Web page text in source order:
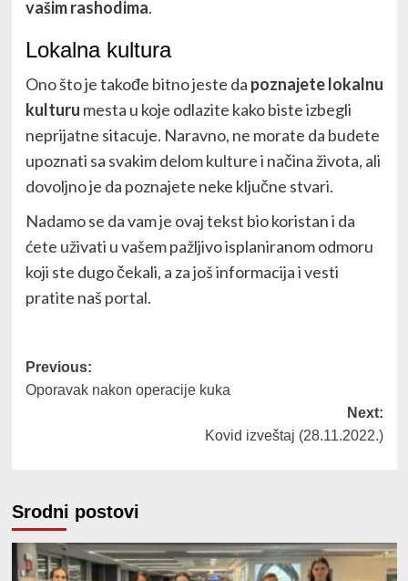
vašim rashodima.
Lokalna kultura
Ono što je takođe bitno jeste da poznajete lokalnu
kulturu mesta u koje odlazite kako biste izbegli
neprijatne sitacuje. Naravno, ne morate da budete
upoznati sa svakim delom kulture i načina života, ali
dovoljno je da poznajete neke ključne stvari.
Nadamo se da vam je ovaj tekst bio koristan i da
ćete uživati u vašem pažljivo isplaniranom odmoru
koji ste dugo čekali, a za još informacija i vesti
pratite naš portal.
Post
navigation
Previous:
Oporavak nakon operacije kuka
Next:
Kovid izveštaj (28.11.2022.)
Srodni postovi